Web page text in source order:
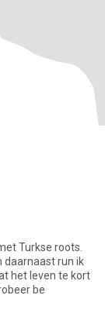
Turkse roots.
daarnaast run ik
het leven te kort
be